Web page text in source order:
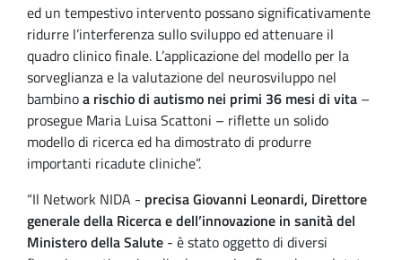
ed un tempestivo intervento possano significativamente
ridurre l’interferenza sullo sviluppo ed attenuare il
quadro clinico finale. L’applicazione del modello per la
sorveglianza e la valutazione del neurosviluppo nel
bambinoa rischio di autismo nei primi 36 mesi di vita –
prosegue Maria Luisa Scattoni – riflette un solido
modello di ricerca ed ha dimostrato di produrre
importanti ricadute cliniche”.
“Il Network NIDA - precisa Giovanni Leonardi, Direttore
generale della Ricerca e dell’innovazione in sanità del
Ministero della Salute - è stato oggetto di diversi